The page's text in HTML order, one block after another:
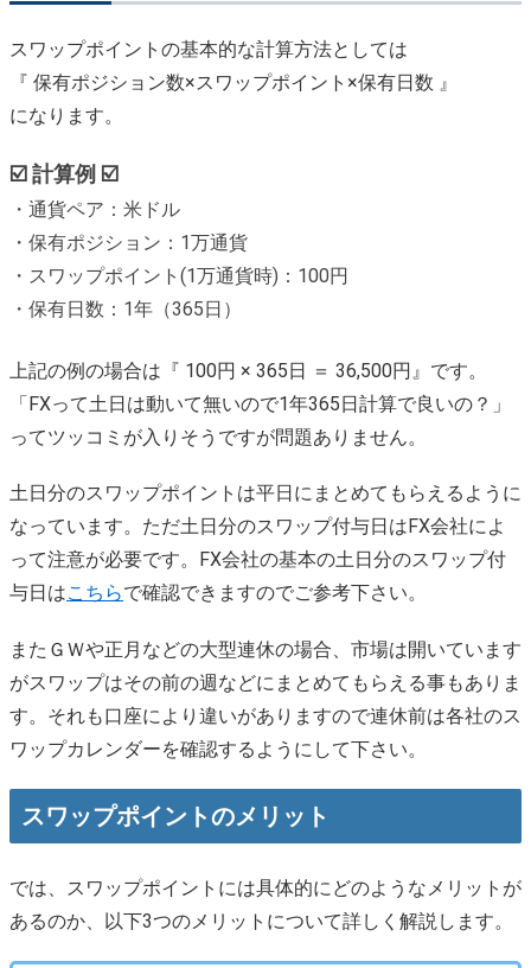
スワップポイントの基本的な計算方法としては
『 保有ポジション数×スワップポイント×保有日数 』
になります。
☑️ 計算例 ☑️
・通貨ペア：米ドル
・保有ポジション：1万通貨
・スワップポイント(1万通貨時)：100円
・保有日数：1年（365日）
上記の例の場合は『 100円 × 365日 ＝ 36,500円』です。
「FXって土日は動いて無いので1年365日計算で良いの？」
ってツッコミが入りそうですが問題ありません。
土日分のスワップポイントは平日にまとめてもらえるように
なっています。ただ土日分のスワップ付与日はFX会社によ
って注意が必要です。FX会社の基本の土日分のスワップ付
与日はこちらで確認できますのでご参考下さい。
またＧＷや正月などの大型連休の場合、市場は開いています
がスワップはその前の週などにまとめてもらえる事もありま
す。それも口座により違いがありますので連休前は各社のス
ワップカレンダーを確認するようにして下さい。
スワップポイントのメリット
では、スワップポイントには具体的にどのようなメリットが
あるのか、以下3つのメリットについて詳しく解説します。